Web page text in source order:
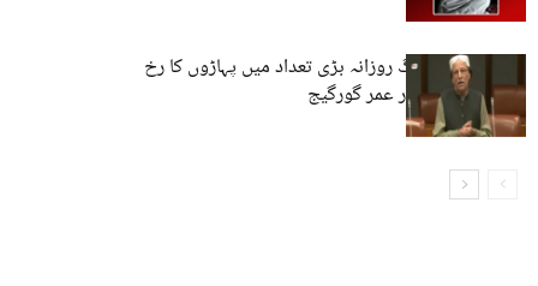
بلوچستان کے لوگ روزانہ بڑی تعداد میں پہاڑوں کا رخ
کر رہے ہیں۔ سردار عمر گورگیج